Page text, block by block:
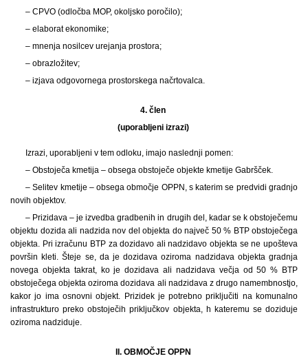
– CPVO (odločba MOP, okoljsko poročilo);
– elaborat ekonomike;
– mnenja nosilcev urejanja prostora;
– obrazložitev;
– izjava odgovornega prostorskega načrtovalca.
4. člen
(uporabljeni izrazi)
Izrazi, uporabljeni v tem odloku, imajo naslednji pomen:
– Obstoječa kmetija – obsega obstoječe objekte kmetije Gabršček.
– Selitev kmetije – obsega območje OPPN, s katerim se predvidi gradnjo
novih objektov.
– Prizidava – je izvedba gradbenih in drugih del, kadar se k obstoječemu
objektu dozida ali nadzida nov del objekta do največ 50 % BTP obstoječega
objekta. Pri izračunu BTP za dozidavo ali nadzidavo objekta se ne upošteva
površin kleti. Šteje se, da je dozidava oziroma nadzidava objekta gradnja
novega objekta takrat, ko je dozidava ali nadzidava večja od 50 % BTP
obstoječega objekta oziroma dozidava ali nadzidava z drugo namembnostjo,
kakor jo ima osnovni objekt. Prizidek je potrebno priključiti na komunalno
infrastrukturo preko obstoječih priključkov objekta, h kateremu se doziduje
oziroma nadziduje.
II. OBMOČJE OPPN